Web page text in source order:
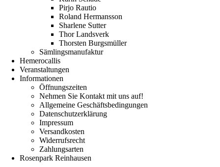
Pirjo Rautio
Roland Hermansson
Sharlene Sutter
Thor Landsverk
Thorsten Burgsmüller
Sämlingsmanufaktur
Hemerocallis
Veranstaltungen
Informationen
Öffnungszeiten
Nehmen Sie Kontakt mit uns auf!
Allgemeine Geschäftsbedingungen
Datenschutzerklärung
Impressum
Versandkosten
Widerrufsrecht
Zahlungsarten
Rosenpark Reinhausen